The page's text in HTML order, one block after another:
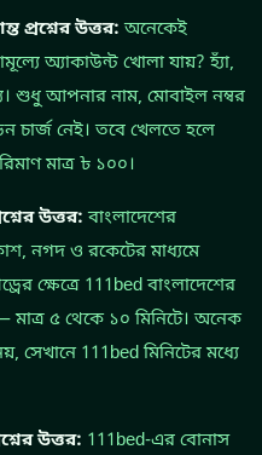
প্রশ্নের উত্তর: অনেকেই
অ্যাকাউন্ট খোলা যায়? হ্যাঁ,
শুধু আপনার নাম, মোবাইল নম্বর
চার্জ নেই। তবে খেলতে হলে
মাত্র ৳ ১০০।
উত্তর: বাংলাদেশের
নগদ ও রকেটের মাধ্যমে
ক্ষেত্রে 111bed বাংলাদেশের
মাত্র ৫ থেকে ১০ মিনিটে। অনেক
সেখানে 111bed মিনিটের মধ্যে
উত্তর: 111bed-এর বোনাস